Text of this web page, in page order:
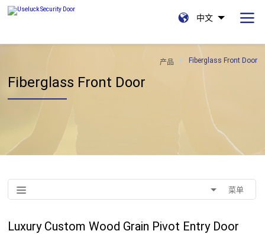
中文
产品 Fiberglass Front Door
Fiberglass Front Door
菜单
Luxury Custom Wood Grain Pivot Entry Door